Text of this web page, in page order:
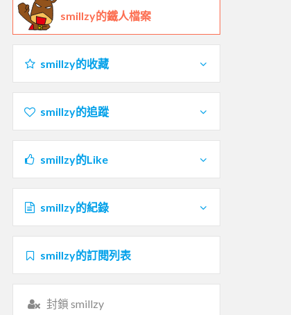
smillzy的鐵人檔案
smillzy的收藏
smillzy的追蹤
smillzy的Like
smillzy的紀錄
smillzy的訂閱列表
封鎖 smillzy